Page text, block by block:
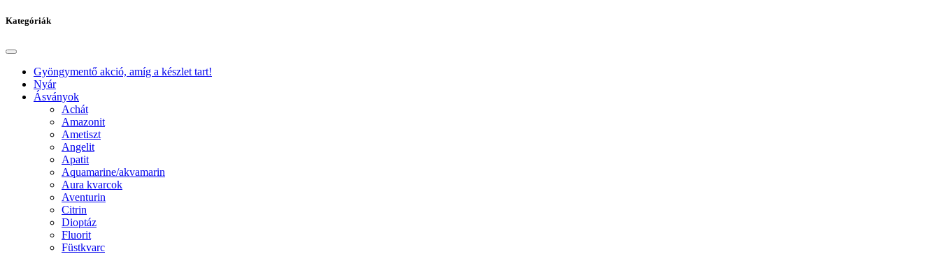
Kategóriák
Gyöngymentő akció, amíg a készlet tart!
Nyár
Ásványok
Achát
Amazonit
Ametiszt
Angelit
Apatit
Aquamarine/akvamarin
Aura kvarcok
Aventurin
Citrin
Dioptáz
Fluorit
Füstkvarc